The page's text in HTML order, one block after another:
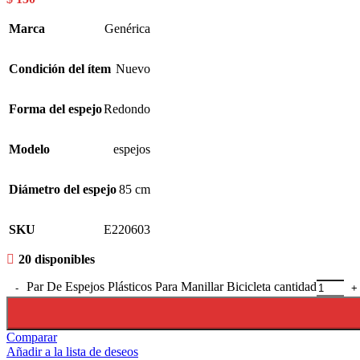
Marca Genérica
Condición del ítem Nuevo
Forma del espejoRedondo
Modelo espejos
Diámetro del espejo85 cm
SKU E220603
20 disponibles
Par De Espejos Plásticos Para Manillar Bicicleta cantidad
Comparar
Añadir a la lista de deseos